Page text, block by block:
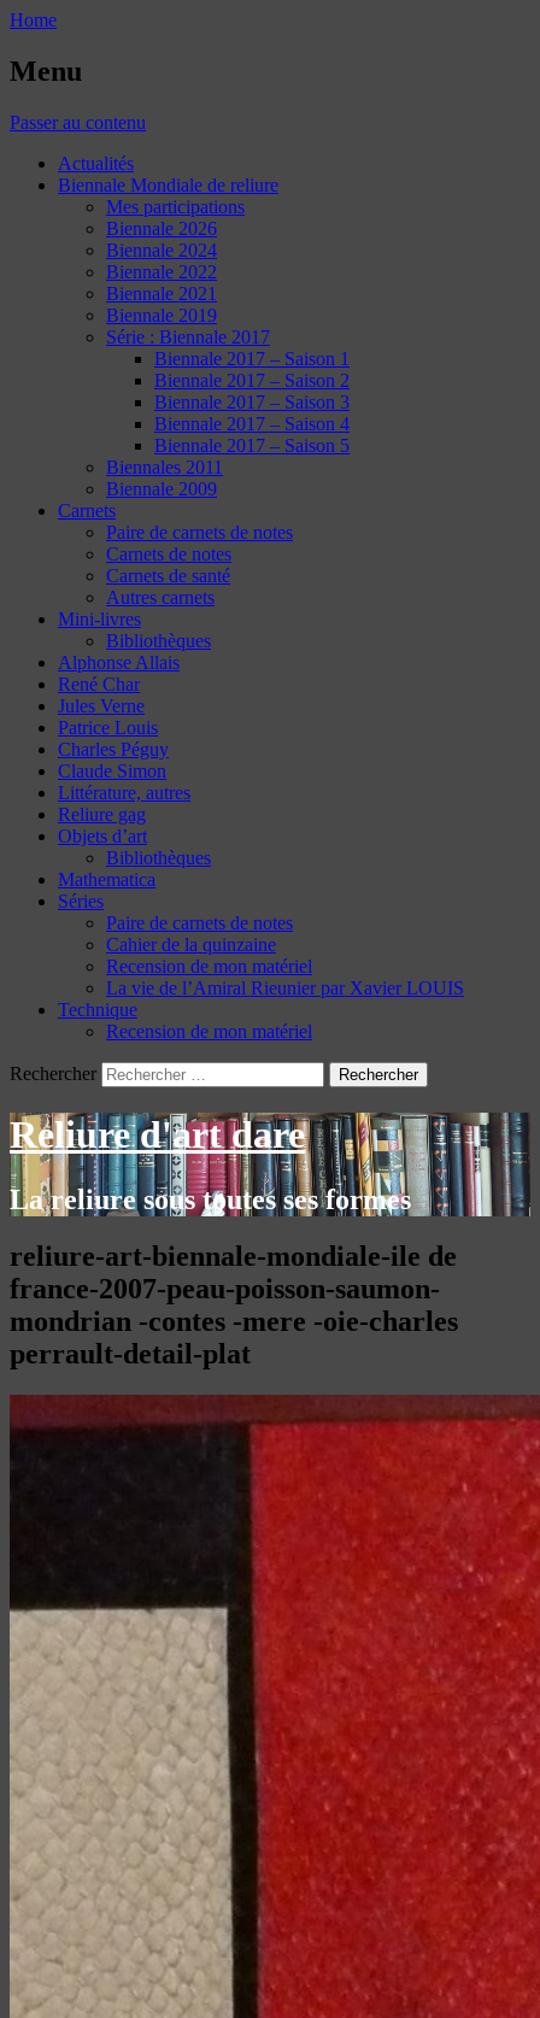
Home
Menu
Passer au contenu
Actualités
Biennale Mondiale de reliure
Mes participations
Biennale 2026
Biennale 2024
Biennale 2022
Biennale 2021
Biennale 2019
Série : Biennale 2017
Biennale 2017 – Saison 1
Biennale 2017 – Saison 2
Biennale 2017 – Saison 3
Biennale 2017 – Saison 4
Biennale 2017 – Saison 5
Biennales 2011
Biennale 2009
Carnets
Paire de carnets de notes
Carnets de notes
Carnets de santé
Autres carnets
Mini-livres
Bibliothèques
Alphonse Allais
René Char
Jules Verne
Patrice Louis
Charles Péguy
Claude Simon
Littérature, autres
Reliure gag
Objets d’art
Bibliothèques
Mathematica
Séries
Paire de carnets de notes
Cahier de la quinzaine
Recension de mon matériel
La vie de l’Amiral Rieunier par Xavier LOUIS
Technique
Recension de mon matériel
Rechercher
Reliure d'art dare
La reliure sous toutes ses formes
reliure-art-biennale-mondiale-ile de
france-2007-peau-poisson-saumon-
mondrian -contes -mere -oie-charles
perrault-detail-plat